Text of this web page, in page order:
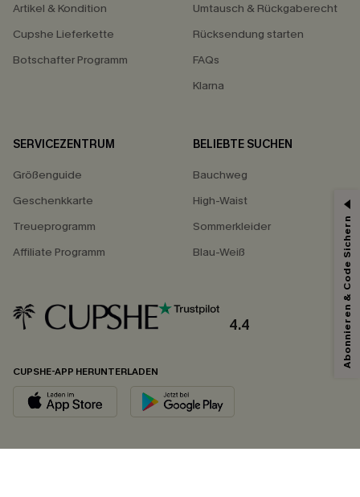
Artikel & Kondition
Cupshe Lieferkette
Botschafter Programm
Umtausch & Rückgaberecht
Rücksendung starten
FAQs
Klarna
SERVICEZENTRUM
Größenguide
Geschenkkarte
Treueprogramm
Affiliate Programm
BELIEBTE SUCHEN
Bauchweg
High-Waist
Sommerkleider
Blau-Weiß
4.4
CUPSHE-APP HERUNTERLADEN
Abonnieren & Code Sichern